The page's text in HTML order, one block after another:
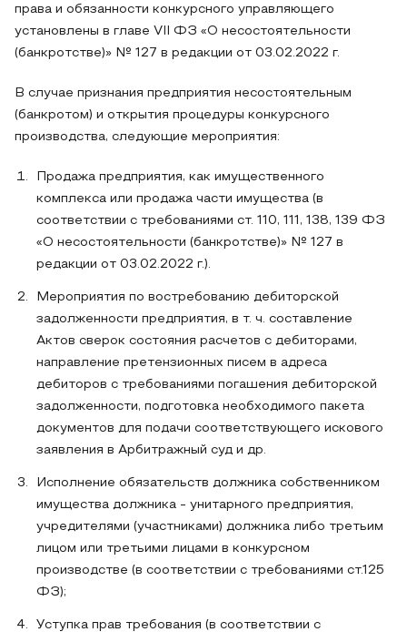
права и обязанности конкурсного управляющего
установлены в главе VII ФЗ «О несостоятельности
(банкротстве)» № 127 в редакции от 03.02.2022 г.
В случае признания предприятия несостоятельным
(банкротом) и открытия процедуры конкурсного
производства, следующие мероприятия:
Продажа предприятия, как имущественного
комплекса или продажа части имущества (в
соответствии с требованиями ст. 110, 111, 138, 139 ФЗ
«О несостоятельности (банкротстве)» № 127 в
редакции от 03.02.2022 г.).
Мероприятия по востребованию дебиторской
задолженности предприятия, в т. ч. составление
Актов сверок состояния расчетов с дебиторами,
направление претензионных писем в адреса
дебиторов с требованиями погашения дебиторской
задолженности, подготовка необходимого пакета
документов для подачи соответствующего искового
заявления в Арбитражный суд и др.
Исполнение обязательств должника собственником
имущества должника - унитарного предприятия,
учредителями (участниками) должника либо третьим
лицом или третьими лицами в конкурсном
производстве (в соответствии с требованиями ст.125
ФЗ);
Уступка прав требования (в соответствии с